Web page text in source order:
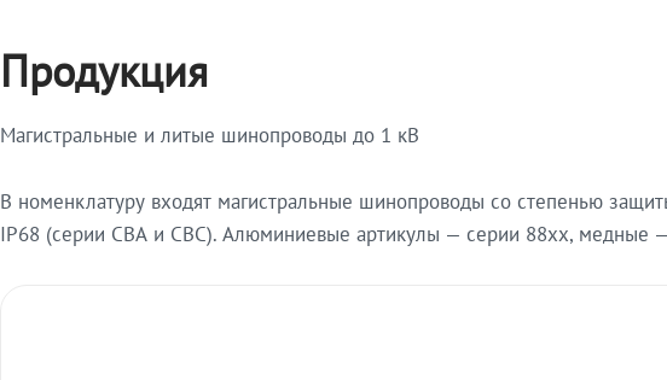
Продукция
Магистральные и литые шинопроводы до 1 кВ
В номенклатуру входят магистральные шинопроводы со степенью
IP68 (серии СВА и СВС). Алюминиевые артикулы — серии 88xx, медные